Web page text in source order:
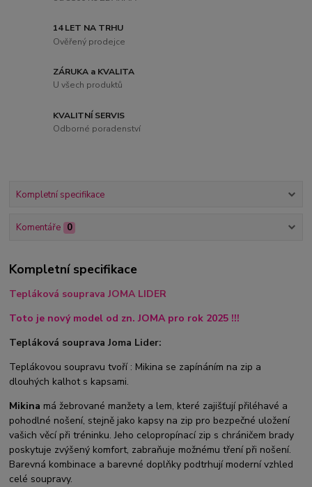
14 LET NA TRHU
Ověřený prodejce
ZÁRUKA a KVALITA
U všech produktů
KVALITNÍ SERVIS
Odborné poradenství
Kompletní specifikace
Komentáře 0
Kompletní specifikace
Tepláková souprava JOMA LIDER
Toto je nový model od zn. JOMA pro rok 2025 !!!
Tepláková souprava Joma Lider:
Teplákovou soupravu tvoří : Mikina se zapínáním na zip a
dlouhých kalhot s kapsami.
Mikina má žebrované manžety a lem, které zajišťují přiléhavé a
pohodlné nošení, stejně jako kapsy na zip pro bezpečné uložení
vašich věcí při tréninku. Jeho celopropínací zip s chráničem brady
poskytuje zvýšený komfort, zabraňuje možnému tření při nošení.
Barevná kombinace a barevné doplňky podtrhují moderní vzhled
celé soupravy.